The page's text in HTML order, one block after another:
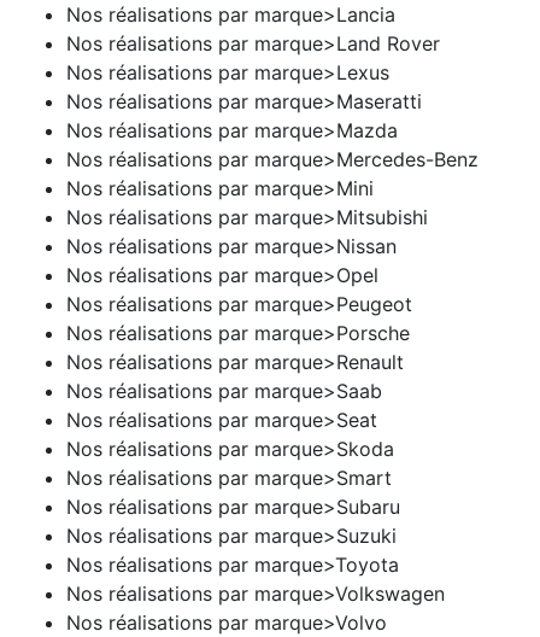
Nos réalisations par marque>Lancia
Nos réalisations par marque>Land Rover
Nos réalisations par marque>Lexus
Nos réalisations par marque>Maseratti
Nos réalisations par marque>Mazda
Nos réalisations par marque>Mercedes-Benz
Nos réalisations par marque>Mini
Nos réalisations par marque>Mitsubishi
Nos réalisations par marque>Nissan
Nos réalisations par marque>Opel
Nos réalisations par marque>Peugeot
Nos réalisations par marque>Porsche
Nos réalisations par marque>Renault
Nos réalisations par marque>Saab
Nos réalisations par marque>Seat
Nos réalisations par marque>Skoda
Nos réalisations par marque>Smart
Nos réalisations par marque>Subaru
Nos réalisations par marque>Suzuki
Nos réalisations par marque>Toyota
Nos réalisations par marque>Volkswagen
Nos réalisations par marque>Volvo